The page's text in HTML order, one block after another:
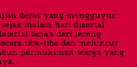
deras yang mengguyur
malam hari disertai
tanah dari lereng
tiba-tiba dan meluncur
permukiman warga yang